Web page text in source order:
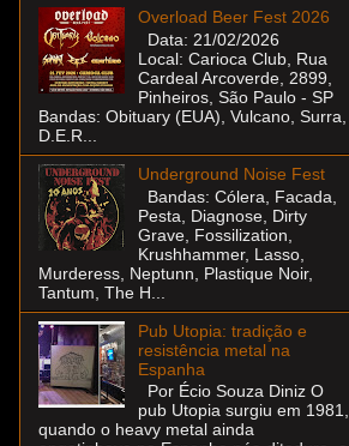
Overload Beer Fest 2026
Data: 21/02/2026
Local: Carioca Club, Rua
Cardeal Arcoverde, 2899,
Pinheiros, São Paulo - SP
Bandas: Obituary (EUA), Vulcano, Surra,
D.E.R...
Underground Noise Fest
Bandas: Cólera, Facada,
Pesta, Diagnose, Dirty
Grave, Fossilization,
Krushhammer, Lasso,
Murderess, Neptunn, Plastique Noir,
Tantum, The H...
Pub Utopia: tradição e
resistência metal na
Espanha
Por Écio Souza Diniz O
pub Utopia surgiu em 1981,
quando o heavy metal ainda